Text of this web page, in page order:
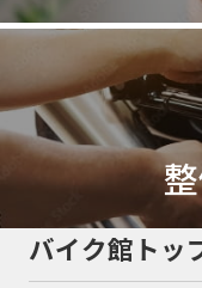
400ｃｃスポ
43馬力4648
4ミニ4月4気
50cc新車
50周年記念
5インチカラ
60Thモデル
バイク館トッ